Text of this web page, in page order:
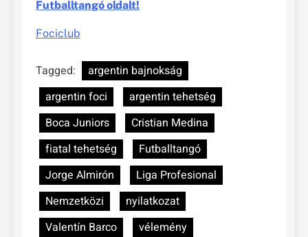
Futballtangó oldalt!
Fociclub
Tagged:
argentin bajnokság
argentin foci
argentin tehetség
Boca Juniors
Cristian Medina
fiatal tehetség
Futballtangó
Jorge Almirón
Liga Profesional
Nemzetközi
nyilatkozat
Valentín Barco
vélemény